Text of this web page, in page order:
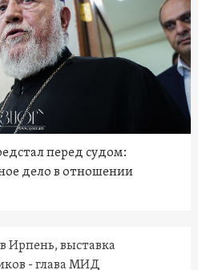
перед судом:
дело в отношении
Ирпень, выставка
- глава МИД